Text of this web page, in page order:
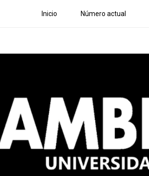
Inicio Número actual